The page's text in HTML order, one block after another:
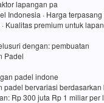
lapangan pa
Indonesia · Harga
Kualitas premium untuk
dengan: pembuatan
Padel
padel indone
padel bervariasi
Rp 300 juta Rp 1 miliar per